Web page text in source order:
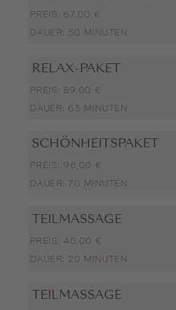
PREIS: 67,00 €
DAUER: 50 MINUTEN
RELAX-PAKET
PREIS: 89,00 €
DAUER: 65 MINUTEN
SCHÖNHEITSPAKET
PREIS: 96,00 €
DAUER: 70 MINUTEN
TEILMASSAGE
PREIS: 40,00 €
DAUER: 20 MINUTEN
TEILMASSAGE